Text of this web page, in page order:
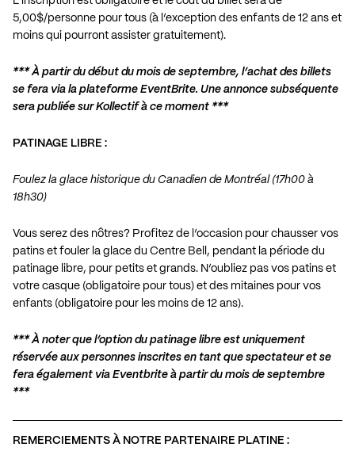
5,00$/personne pour tous (à l’exception des enfants de 12 ans et
moins qui pourront assister gratuitement).
*** À partir du début du mois de septembre, l’achat des billets
se fera via la plateforme EventBrite. Une annonce subséquente
sera publiée sur Kollectif à ce moment ***
PATINAGE LIBRE :
Foulez la glace historique du Canadien de Montréal (17h00 à
18h30)
Vous serez des nôtres? Profitez de l’occasion pour chausser vos
patins et fouler la glace du Centre Bell, pendant la période du
patinage libre, pour petits et grands. N’oubliez pas vos patins et
votre casque (obligatoire pour tous) et des mitaines pour vos
enfants (obligatoire pour les moins de 12 ans).
*** À noter que l’option du patinage libre est uniquement
réservée aux personnes inscrites en tant que spectateur et se
fera également via Eventbrite à partir du mois de septembre
***
REMERCIEMENTS À NOTRE PARTENAIRE PLATINE :